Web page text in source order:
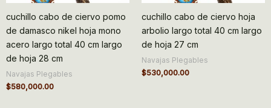
cuchillo cabo de ciervo pomo
de damasco nikel hoja mono
acero largo total 40 cm largo
de hoja 28 cm
Navajas Plegables
$580,000.00
cuchillo cabo de ciervo hoja
arbolio largo total 40 cm largo
de hoja 27 cm
Navajas Plegables
$530,000.00